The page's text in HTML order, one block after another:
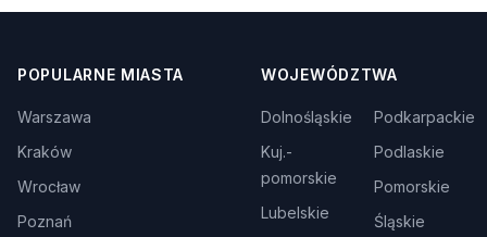
POPULARNE MIASTA
Warszawa
Kraków
Wrocław
Poznań
WOJEWÓDZTWA
Dolnośląskie
Kuj.-
pomorskie
Lubelskie
Podkarpackie
Podlaskie
Pomorskie
Śląskie